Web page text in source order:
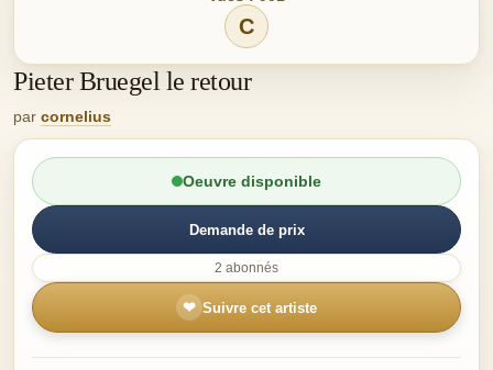
C
Pieter Bruegel le retour
par cornelius
Oeuvre disponible
Demande de prix
2 abonnés
❤ Suivre cet artiste